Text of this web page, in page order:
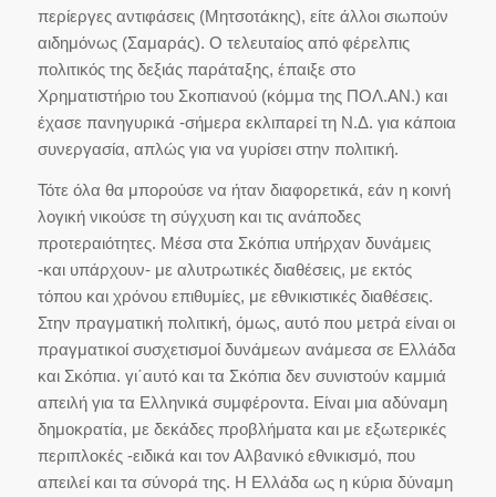
περίεργες αντιφάσεις (Μητσοτάκης), είτε άλλοι σιωπούν
αιδημόνως (Σαμαράς). Ο τελευταίος από φέρελπις
πολιτικός της δεξιάς παράταξης, έπαιξε στο
Χρηματιστήριο του Σκοπιανού (κόμμα της ΠΟΛ.ΑΝ.) και
έχασε πανηγυρικά -σήμερα εκλιπαρεί τη Ν.Δ. για κάποια
συνεργασία, απλώς για να γυρίσει στην πολιτική.
Τότε όλα θα μπορούσε να ήταν διαφορετικά, εάν η κοινή
λογική νικούσε τη σύγχυση και τις ανάποδες
προτεραιότητες. Μέσα στα Σκόπια υπήρχαν δυνάμεις
-και υπάρχουν- με αλυτρωτικές διαθέσεις, με εκτός
τόπου και χρόνου επιθυμίες, με εθνικιστικές διαθέσεις.
Στην πραγματική πολιτική, όμως, αυτό που μετρά είναι οι
πραγματικοί συσχετισμοί δυνάμεων ανάμεσα σε Ελλάδα
και Σκόπια. γι΄αυτό και τα Σκόπια δεν συνιστούν καμμιά
απειλή για τα Ελληνικά συμφέροντα. Είναι μια αδύναμη
δημοκρατία, με δεκάδες προβλήματα και με εξωτερικές
περιπλοκές -ειδικά και τον Αλβανικό εθνικισμό, που
απειλεί και τα σύνορά της. Η Ελλάδα ως η κύρια δύναμη